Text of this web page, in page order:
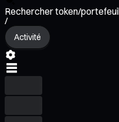
Rechercher token/
/
Activité